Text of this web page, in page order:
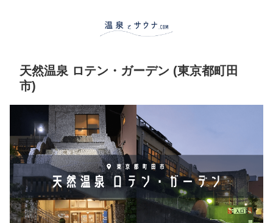
天然温泉 ロテン・ガーデン (東京都町田
市)